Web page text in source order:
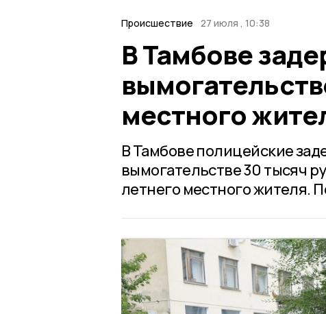
Происшествие 27 июля , 10:38
В Тамбове
местного
В Тамбове полицейские
вымогательстве 30 тысяч
летнего местного жителя.